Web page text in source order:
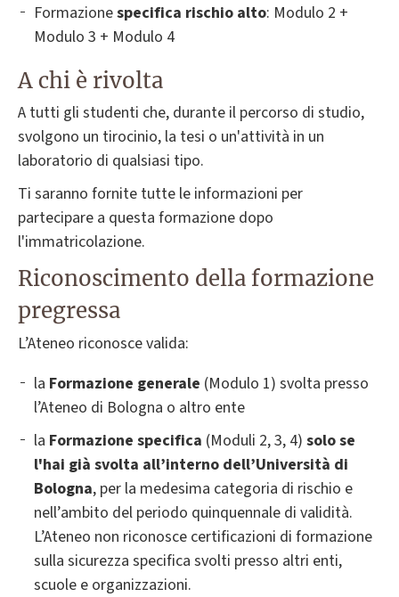
Formazionespecifica rischio alto: Modulo 2 +
Modulo 3 + Modulo 4
A chi è rivolta
A tutti gli studenti che, durante il percorso di studio,
svolgono un tirocinio, la tesi o un'attività in un
laboratorio di qualsiasi tipo.
Ti saranno fornite tutte le informazioni per
partecipare a questa formazione dopo
l'immatricolazione.
Riconoscimento della formazione
pregressa
L’Ateneo riconosce valida:
la Formazione generale (Modulo 1) svolta presso
l’Ateneo di Bologna o altro ente
la Formazione specifica (Moduli 2, 3, 4) solo se
l'hai già svolta all’interno dell’Università di
Bologna, per la medesima categoria di rischio e
nell’ambito del periodo quinquennale di validità.
L’Ateneo non riconosce certificazioni di formazione
sulla sicurezza specifica svolti presso altri enti,
scuole e organizzazioni.